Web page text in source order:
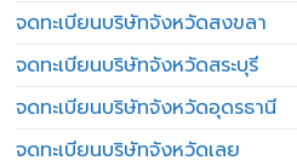
จดทะเบียนบริษัทจังหวัดสงขลา
จดทะเบียนบริษัทจังหวัดสระบุรี
จดทะเบียนบริษัทจังหวัดอุดรธานี
จดทะเบียนบริษัทจังหวัดเลย